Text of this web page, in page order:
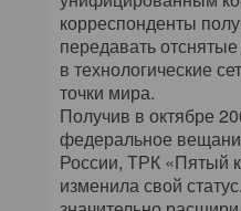
корреспонденты
передавать
в технологические
точки мира.
Получив в октябре
федеральное
России, ТРК «Пятый
изменила свой